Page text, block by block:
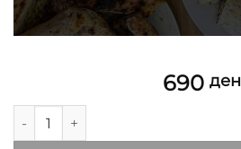
690 ден
Свинско филе со кајмак количина